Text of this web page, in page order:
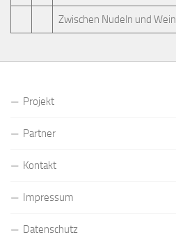
Zwischen Nudeln und Wein
Projekt
Partner
Kontakt
Impressum
Datenschutz